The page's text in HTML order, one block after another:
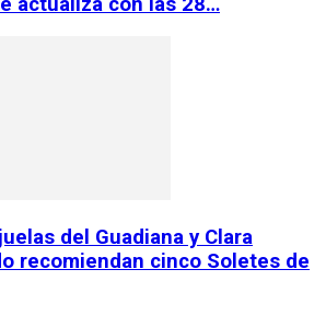
del Guadiana y Clara
recomiendan cinco Soletes de